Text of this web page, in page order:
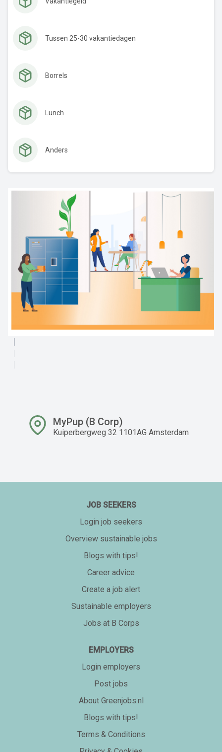
Tussen 25-30 vakantiedagen
Borrels
Lunch
Anders
MyPup (B Corp)
Kuiperbergweg 32 1101AG Amsterdam
JOB SEEKERS
Login job seekers
Overview sustainable jobs
Blogs with tips!
Career advice
Create a job alert
Sustainable employers
Jobs at B Corps
EMPLOYERS
Login employers
Post jobs
About Greenjobs.nl
Blogs with tips!
Terms & Conditions